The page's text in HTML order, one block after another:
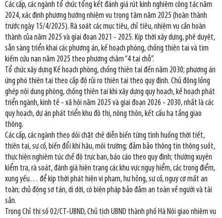
Các cấp, các ngành tổ chức tổng kết đánh giá rút kinh nghiệm công tác năm
2024, xác định phương hướng nhiệm vụ trọng tâm năm 2025 (hoàn thành
trước ngày 15/4/2025). Rà soát các mục tiêu, chỉ tiêu, nhiệm vụ cần hoàn
thành của năm 2025 và giai đoạn 2021 - 2025. Kịp thời xây dựng, phê duyệt,
sẵn sàng triển khai các phương án, kế hoạch phòng, chống thiên tai và tìm
kiếm cứu nạn năm 2025 theo phương châm “4 tại chỗ”.
Tổ chức xây dựng Kế hoạch phòng, chống thiên tai đến năm 2030; phương án
ứng phó thiên tai theo cấp độ rủi ro thiên tai theo quy định. Chủ động lồng
ghép nội dung phòng, chống thiên tai khi xây dựng quy hoạch, kế hoạch phát
triển ngành, kinh tế - xã hội năm 2025 và giai đoạn 2026 - 2030, nhất là các
quy hoạch, dự án phát triển khu đô thị, nông thôn, kết cấu hạ tầng giao
thông.
Các cấp, các ngành theo dõi chặt chẽ diễn biến từng tình huống thời tiết,
thiên tai, sự cố, biến đổi khí hậu, môi trường; đảm bảo thông tin thông suốt,
thực hiện nghiêm túc chế độ trực ban, báo cáo theo quy định; thường xuyên
kiểm tra, rà soát, đánh giá hiện trạng các khu vực nguy hiểm, các trọng điểm,
xung yếu… để kịp thời phát hiện vi phạm, hư hỏng, sự cố, nguy cơ mất an
toàn; chủ động sơ tán, di dời, có biện pháp bảo đảm an toàn về người và tài
sản.
Trong Chỉ thị số 02/CT-UBND, Chủ tịch UBND thành phố Hà Nội giao nhiệm vụ